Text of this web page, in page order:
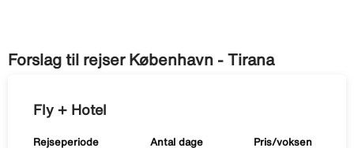
Forslag til rejser København - Tirana
Fly + Hotel
Rejseperiode Antal dage Pris/voksen